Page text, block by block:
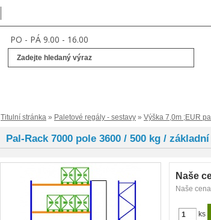
PO - PÁ 9.00 - 16.00
Titulní stránka » Paletové regály - sestavy » Výška 7,0m ;EUR
Pal-Rack 7000 pole 3600 / 500 kg /
Naše
Naše
ks